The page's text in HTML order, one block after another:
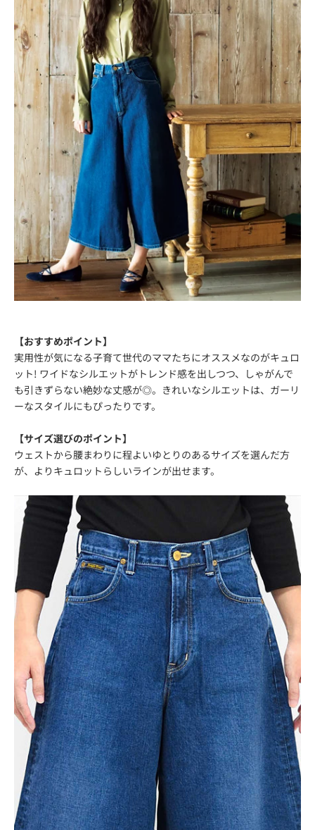
【おすすめポイント】
実用性が気になる子育て世代のママたちにオススメなのがキュロ
ット! ワイドなシルエットがトレンド感を出しつつ、しゃがんで
も引きずらない絶妙な丈感が◎。きれいなシルエットは、ガーリ
ーなスタイルにもぴったりです。
【サイズ選びのポイント】
ウェストから腰まわりに程よいゆとりのあるサイズを選んだ方
が、よりキュロットらしいラインが出せます。